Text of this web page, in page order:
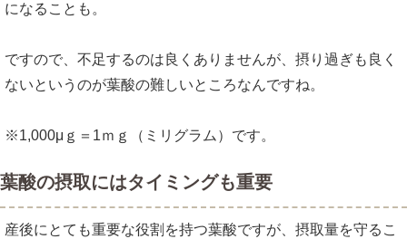
になることも。
ですので、不足するのは良くありませんが、摂り過ぎも良く
ないというのが葉酸の難しいところなんですね。
※1,000μｇ＝1ｍｇ（ミリグラム）です。
葉酸の摂取にはタイミングも重要
産後にとても重要な役割を持つ葉酸ですが、摂取量を守るこ